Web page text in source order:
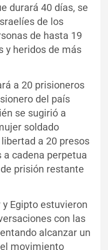
durará 40 días, se
de los
de hasta 19
y heridos de más
a 20 prisioneros
del país
se sugirió a
soldado
a 20 presos
cadena perpetua
prisión restante
Egipto estuvieron
con las
alcanzar un
movimiento